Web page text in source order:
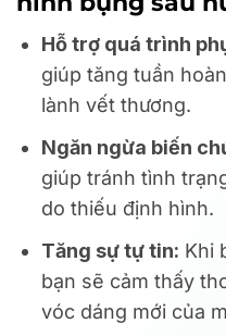
Hỗ trợ quá trình
giúp tăng tuần
lành vết thương.
Ngăn ngừa biến
giúp tránh tình
do thiếu định hình.
Tăng sự tự tin: Khi
bạn sẽ cảm thấy
vóc dáng mới của